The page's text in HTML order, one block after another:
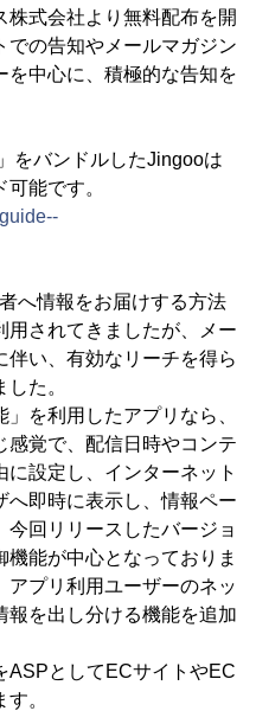
株式会社より無料配布を開
での告知やメールマガジン
を中心に、積極的な告知を
をバンドルしたJingooは
能です。
へ情報をお届けする方法
用されてきましたが、メー
伴い、有効なリーチを得ら
た。
を利用したアプリなら、
感覚で、配信日時やコンテ
設定し、インターネット
へ即時に表示し、情報ペー
今回リリースしたバージョ
能が中心となっておりま
プリ利用ユーザーのネッ
報を出し分ける機能を追加
ASPとしてECサイトやEC
。